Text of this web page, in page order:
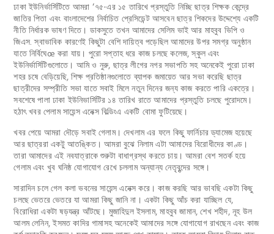
ঢাকা ইউনির্ভার্সিটিতে আমরা ’৭৫-এর ১৫ তারিখে প্রস্তুতি নিচ্ছি ছাত্র শিক্ষক কেন্দ্রে
জাতির পিতা এবং বাংলাদেশের নির্বাচিত প্রেসিডেন্ট আসবেন ছাত্র শিকদের উদ্দেশ্যে একটি
নীতি নির্ধারক ভাষণ দিতে। ডাকসুতে তখন আমাদের সেলিম ভাই আর মাহবুব ভিপি ও
জিএস. স্বাভাবিক কারণেই কিছুটা বেশি দায়িত্ব পড়েছিল আমাদের উপর সমগ্র অনুষ্ঠান
যাতে নির্বিঘেœ করা যায়। পুরো সপ্তাহ ধরে কাজ চলছে কলেজ, স্কুল এবং
ইউনির্ভার্সিটিগুলোতে। আমি ও নুরু, ছাত্র লীগের নগর সভাপতি সহ অনেকেই পুরো ঢাকা
শহর চষে বেড়িয়েছি, শিক্ষ প্রতিষ্ঠানগুলোতে ব্যাপক জমায়েত আর সভা করেছি ছাত্র
ছাত্রীদের সম্প্রীতি সভা যাতে সবাই মিলে নতুন দিনের জন্য কাজ করতে পারি একত্রে।
সবশেষে পালা ঢাকা ইউনিভার্সিটির ১৪ তারিখ রাতে আমাদের প্রস্তুতি চলছে পুরোদমে।
হঠাৎ খবর পেলাম সায়েন্স এনেক্স বিল্ডিংএ একটি বোমা ফুটিয়েছে।
খবর পেয়ে আমরা দৌড়ে সবাই গেলাম। দেখলাম এর ফলে কিছু ফার্নিচার ড্যামেজ হয়েছে
আর ছাত্ররা একটু আতঙ্কিত। আমরা বুঝে নিলাম এটা আমাদের বিরোধীদের কাণ্ড।
তারা আমাদের এই নবযাত্রাকে শুরুটা বাধাগ্রস্থ করতে চায়। আমরা বেশ সতর্ক হয়ে
গেলাম এবং খুব ঘনিষ্ঠ যোগাযোগ রেখে চললাম অন্যান্য নেতৃবৃন্দের সঙ্গে।
সারাদিন চলে গেল কলা ভবনের সায়েন্স এনেক্স করে। কাজ করছি আর ভাবছি একটা কিছু
চলছে ভেতরে ভেতরে যা আমরা কিছু জানি না। একটা কিছু আঁচ করা যাচ্ছিল যে,
বিরোধিরা একটা ষড়যন্ত্র আঁটছে। মুজাহিদুল ইসলাম, মাহবুব জামান, শেখ শহীদ, নূহ উল
আলম লেনিন, ইসমত কাদির গামাসহ অনেকেই আমাদের সঙ্গে যোগাযোগ রাখছেন এবং কাজ